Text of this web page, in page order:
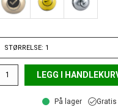
STØRRELSE: 1
LEGG I
På lager